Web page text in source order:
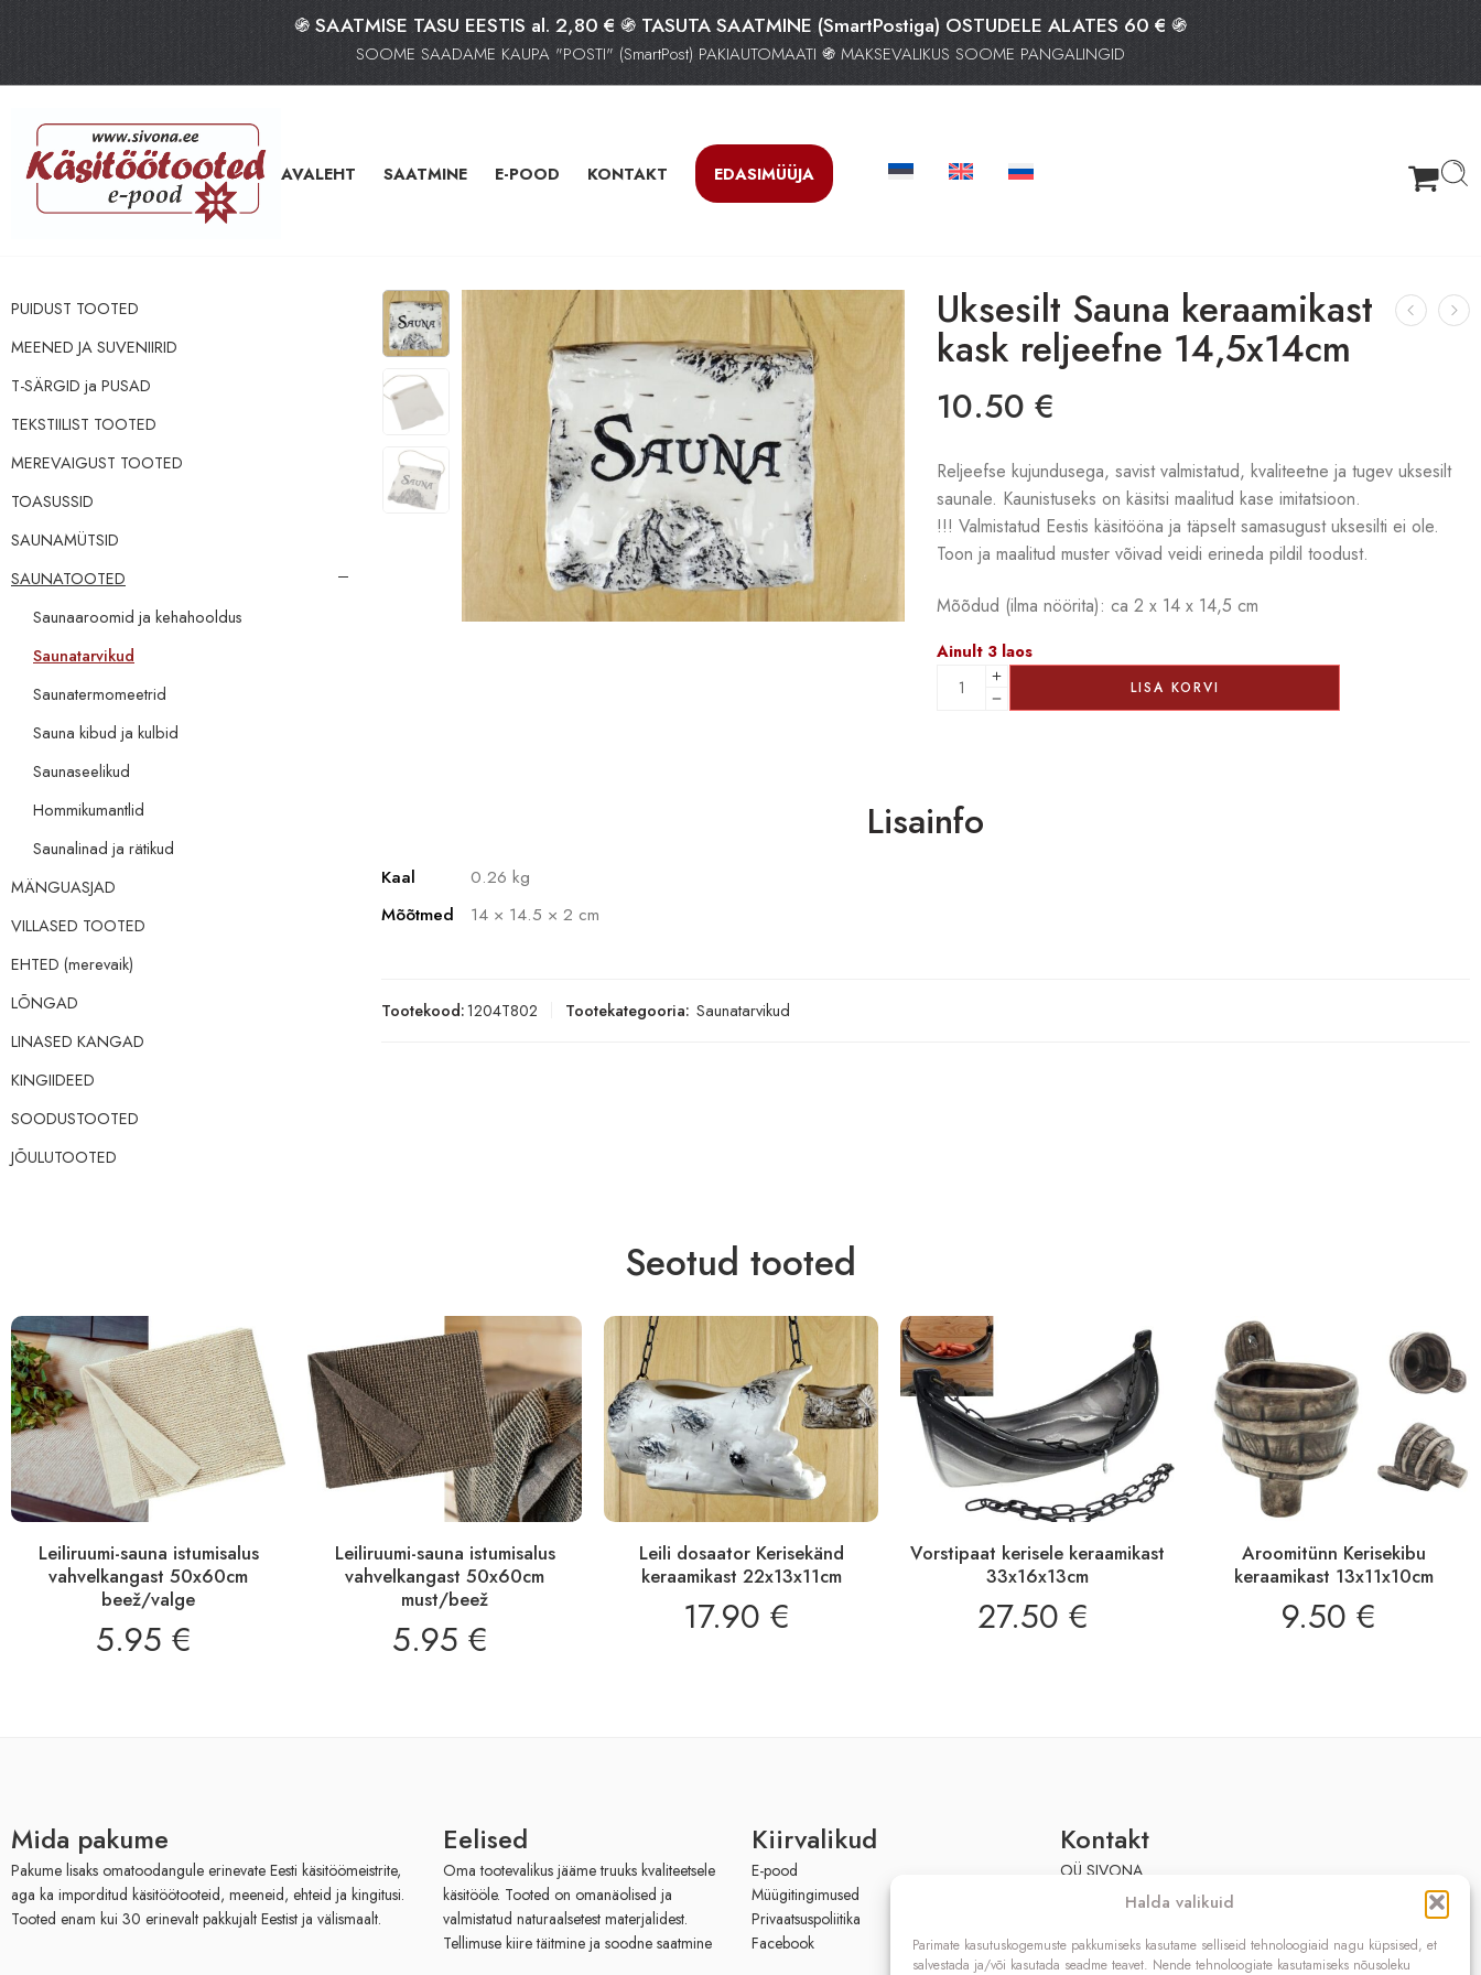
֍ SAATMISE TASU EESTIS al. 2,80 € ֍ TASUTA SAATMINE (SmartPostiga) OSTUDELE ALATES 60 € ֍
SOOME SAADAME KAUPA "POSTI" (SmartPost) PAKIAUTOMAATI ֍ MAKSEVALIKUS SOOME PANGALINGID
Halda valikuid
Parimate kasutuskogemuste pakkumiseks kasutame selliseid tehnoloogiaid nagu küpsised, et
salvestada ja/või kasutada seadme teavet. Nende tehnoloogiate kasutamiseks nõusoleku
AVALEHT SAATMINE E-POOD KONTAKT EDASIMÜÜJA
Uksesilt Sauna keraamikast
kask reljeefne 14,5x14cm
10.50 €
Reljeefse kujundusega, savist valmistatud, kvaliteetne ja tugev uksesilt
saunale. Kaunistuseks on käsitsi maalitud kase imitatsioon.
!!! Valmistatud Eestis käsitööna ja täpselt samasugust uksesilti ei ole.
Toon ja maalitud muster võivad veidi erineda pildil toodust.
Mõõdud (ilma nöörita): ca 2 x 14 x 14,5 cm
Ainult 3 laos
LISA KORVI
Lisainfo
Kaal
0.26 kg
Mõõtmed
14 × 14.5 × 2 cm
Tootekood:1204T802 Tootekategooria: Saunatarvikud
PUIDUST TOOTED
MEENED JA SUVENIIRID
‪‪‪T-SÄRGID‬‬‬ ja PUSAD
TEKSTIILIST TOOTED
MEREVAIGUST TOOTED
TOASUSSID
SAUNAMÜTSID
SAUNATOOTED
Saunaaroomid ja kehahooldus
Saunatarvikud
Saunatermomeetrid
Sauna kibud ja kulbid
Saunaseelikud
Hommikumantlid
Saunalinad ja rätikud
MÄNGUASJAD
VILLASED TOOTED
EHTED (merevaik)
LÕNGAD
LINASED KANGAD
KINGIIDEED
SOODUSTOOTED
JÕULUTOOTED
Seotud tooted
Leiliruumi-sauna istumisalus
vahvelkangast 50x60cm
beež/valge
5.95 €
Leiliruumi-sauna istumisalus
vahvelkangast 50x60cm
must/beež
5.95 €
Leili dosaator Kerisekänd
keraamikast 22x13x11cm
17.90 €
Vorstipaat kerisele keraamikast
33x16x13cm
27.50 €
Aroomitünn Kerisekibu
keraamikast 13x11x10cm
9.50 €
Mida pakume
Pakume lisaks omatoodangule erinevate Eesti käsitöömeistrite,
aga ka imporditud käsitöötooteid, meeneid, ehteid ja kingitusi.
Tooted enam kui 30 erinevalt pakkujalt Eestist ja välismaalt.
Eelised
Oma tootevalikus jääme truuks kvaliteetsele
käsitööle. Tooted on omanäolised ja
valmistatud naturaalsetest materjalidest.
Tellimuse kiire täitmine ja soodne saatmine
Kiirvalikud
E-pood
Müügitingimused
Privaatsuspoliitika
Facebook
Kontakt
OÜ SIVONA
Raudtee põik 2, Paikuse,
Registrikood: 10208888
KMKR nr.: EE100140093